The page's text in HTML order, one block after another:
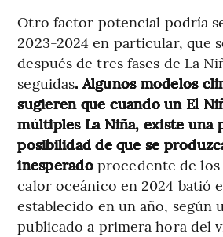
Otro factor potencial podría
2023-2024 en particular, que
después de tres fases de La
seguidas. Algunos modelos
sugieren que cuando un El
múltiples La Niña, existe una
posibilidad de que se
inesperadoprocedente de los
calor oceánico en 2024 batió
establecido en un año, según
publicado a primera hora del